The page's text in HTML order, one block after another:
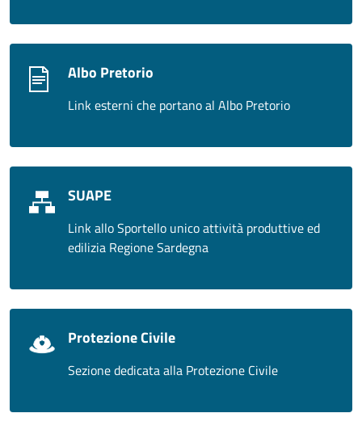
Albo Pretorio
Link esterni che portano al Albo Pretorio
SUAPE
Link allo Sportello unico attività produttive ed
edilizia Regione Sardegna
Protezione Civile
Sezione dedicata alla Protezione Civile